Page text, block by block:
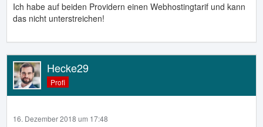
Ich habe auf beiden Providern einen Webhostingtarif und kann
das nicht unterstreichen!
Hecke29
Profi
16. Dezember 2018 um 17:48